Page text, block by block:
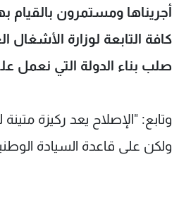
أجريناها ومستمرون بالقيام
كافة التابعة لوزارة
صلب بناء الدولة التي نعمل
وتابع: "الإصلاح يعد ركيزة
ولكن على قاعدة السيادة
عن MTV
الإنـتـاج
وظائف
تواصل
شروط
سياسة